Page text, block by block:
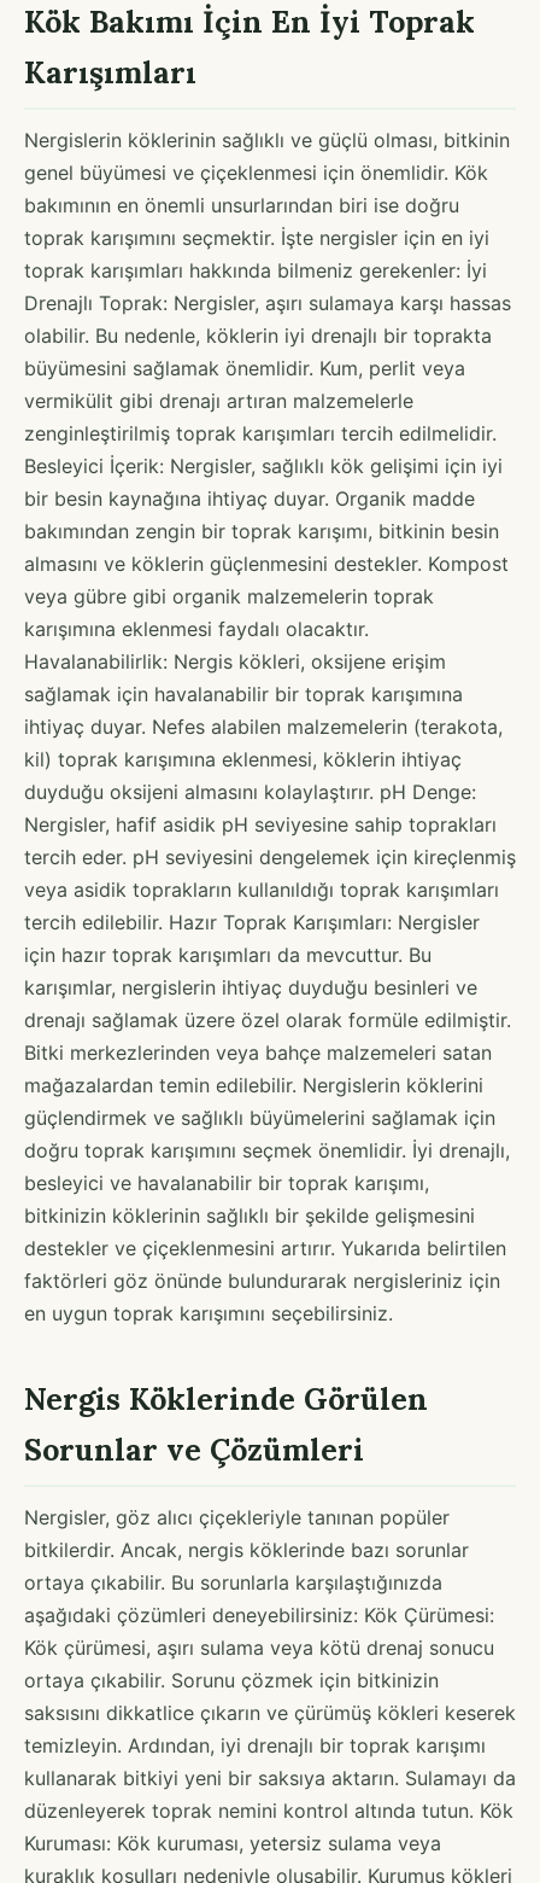
Kök Bakımı İçin En İyi Toprak
Karışımları
Nergislerin köklerinin sağlıklı ve güçlü olması, bitkinin
genel büyümesi ve çiçeklenmesi için önemlidir. Kök
bakımının en önemli unsurlarından biri ise doğru
toprak karışımını seçmektir. İşte nergisler için en iyi
toprak karışımları hakkında bilmeniz gerekenler: İyi
Drenajlı Toprak: Nergisler, aşırı sulamaya karşı hassas
olabilir. Bu nedenle, köklerin iyi drenajlı bir toprakta
büyümesini sağlamak önemlidir. Kum, perlit veya
vermikülit gibi drenajı artıran malzemelerle
zenginleştirilmiş toprak karışımları tercih edilmelidir.
Besleyici İçerik: Nergisler, sağlıklı kök gelişimi için iyi
bir besin kaynağına ihtiyaç duyar. Organik madde
bakımından zengin bir toprak karışımı, bitkinin besin
almasını ve köklerin güçlenmesini destekler. Kompost
veya gübre gibi organik malzemelerin toprak
karışımına eklenmesi faydalı olacaktır.
Havalanabilirlik: Nergis kökleri, oksijene erişim
sağlamak için havalanabilir bir toprak karışımına
ihtiyaç duyar. Nefes alabilen malzemelerin (terakota,
kil) toprak karışımına eklenmesi, köklerin ihtiyaç
duyduğu oksijeni almasını kolaylaştırır. pH Denge:
Nergisler, hafif asidik pH seviyesine sahip toprakları
tercih eder. pH seviyesini dengelemek için kireçlenmiş
veya asidik toprakların kullanıldığı toprak karışımları
tercih edilebilir. Hazır Toprak Karışımları: Nergisler
için hazır toprak karışımları da mevcuttur. Bu
karışımlar, nergislerin ihtiyaç duyduğu besinleri ve
drenajı sağlamak üzere özel olarak formüle edilmiştir.
Bitki merkezlerinden veya bahçe malzemeleri satan
mağazalardan temin edilebilir. Nergislerin köklerini
güçlendirmek ve sağlıklı büyümelerini sağlamak için
doğru toprak karışımını seçmek önemlidir. İyi drenajlı,
besleyici ve havalanabilir bir toprak karışımı,
bitkinizin köklerinin sağlıklı bir şekilde gelişmesini
destekler ve çiçeklenmesini artırır. Yukarıda belirtilen
faktörleri göz önünde bulundurarak nergisleriniz için
en uygun toprak karışımını seçebilirsiniz.
Nergis Köklerinde Görülen
Sorunlar ve Çözümleri
Nergisler, göz alıcı çiçekleriyle tanınan popüler
bitkilerdir. Ancak, nergis köklerinde bazı sorunlar
ortaya çıkabilir. Bu sorunlarla karşılaştığınızda
aşağıdaki çözümleri deneyebilirsiniz: Kök Çürümesi:
Kök çürümesi, aşırı sulama veya kötü drenaj sonucu
ortaya çıkabilir. Sorunu çözmek için bitkinizin
saksısını dikkatlice çıkarın ve çürümüş kökleri keserek
temizleyin. Ardından, iyi drenajlı bir toprak karışımı
kullanarak bitkiyi yeni bir saksıya aktarın. Sulamayı da
düzenleyerek toprak nemini kontrol altında tutun. Kök
Kuruması: Kök kuruması, yetersiz sulama veya
kuraklık koşulları nedeniyle oluşabilir. Kurumuş kökleri